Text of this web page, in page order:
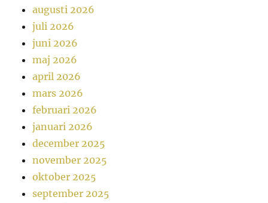
augusti 2026
juli 2026
juni 2026
maj 2026
april 2026
mars 2026
februari 2026
januari 2026
december 2025
november 2025
oktober 2025
september 2025